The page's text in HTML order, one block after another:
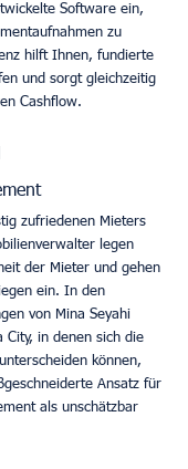
Software ein,
zu
hilft Ihnen, fundierte
und sorgt gleichzeitig
Cashflow.
zufriedenen Mieters
legen
der Mieter und gehen
ein. In den
von Mina Seyahi
City, in denen sich die
können,
Ansatz für
als unschätzbar